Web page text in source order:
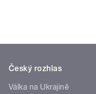
Český rozhlas
Válka na Ukrajině